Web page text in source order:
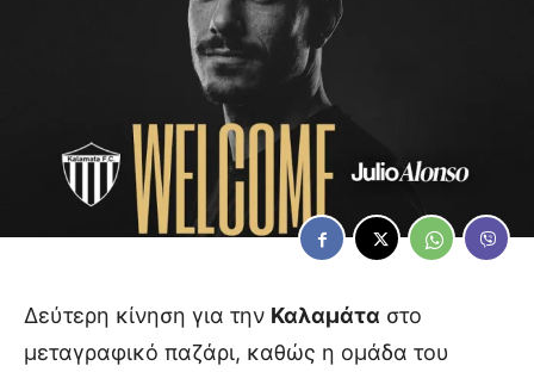
Δεύτερη κίνηση για την Καλαμάτα στο
μεταγραφικό παζάρι, καθώς η ομάδα του